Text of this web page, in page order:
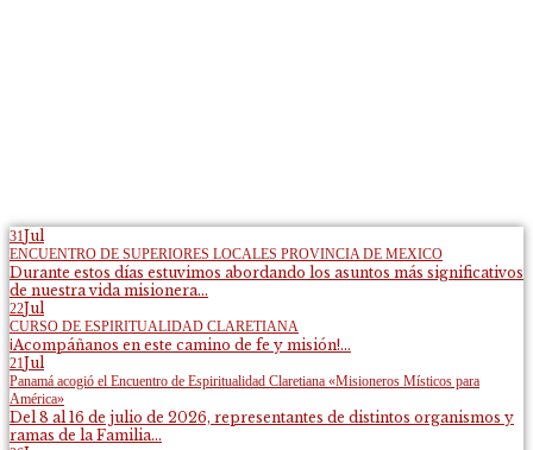
31Jul
ENCUENTRO DE SUPERIORES LOCALES PROVINCIA DE MEXICO
Durante estos días estuvimos abordando los asuntos más significativos
de nuestra vida misionera...
22Jul
CURSO DE ESPIRITUALIDAD CLARETIANA
¡Acompáñanos en este camino de fe y misión!...
21Jul
Panamá acogió el Encuentro de Espiritualidad Claretiana «Misioneros Místicos para
América»
Del 8 al 16 de julio de 2026, representantes de distintos organismos y
ramas de la Familia...